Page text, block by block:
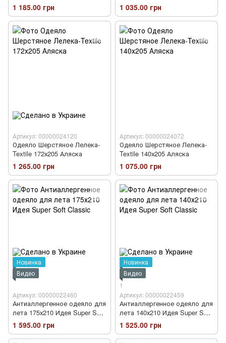
1 185.00 грн 1 035.00 грн
Артикул: 00000024120
Одеяло Шерстяное Лелека-
Textile 172х205 Аляска
1 265.00 грн
Артикул: 00000024072
Одеяло Шерстяное Лелека-
Textile 140х205 Аляска
1 075.00 грн
Новинка
Видео
Артикул: 00000022460
Антиаллергенное одеяло для
лета 175х210 Идея Super Soft
Classic
1 595.00 грн
Новинка
Видео
1
Артикул: 00000022459
Антиаллергенное одеяло для
лета 140х210 Идея Super Soft
Classic
1 525.00 грн